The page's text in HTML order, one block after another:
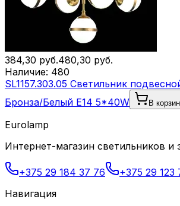
384,30 руб.480,30 руб.
Наличие: 480
SL1157.303.05 Светильник
Бронза/Белый E14 5*40W
В
Eurolamp
Интернет-магазин светильников и
+375 29 184 37 76
+375 29 123
Навигация